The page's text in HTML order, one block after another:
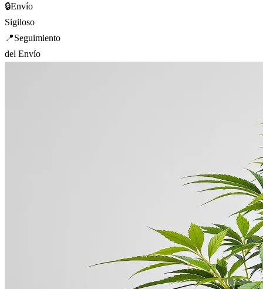
🔒Envío
Sigiloso
📍Seguimiento
del Envío